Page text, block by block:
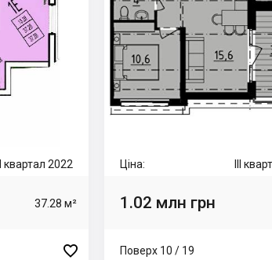
III квартал 2022
37.28 м²

Ціна: III
1.02 млн грн
Поверх 10 / 19